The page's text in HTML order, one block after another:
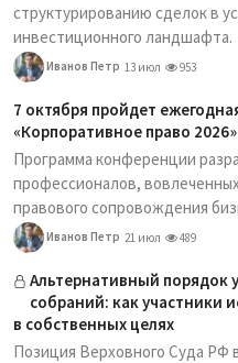
структурированию сделок в
инвестиционного ландшафта.
Иванов Петр 13 июл 953
7 октября пройдет
«Корпоративное право 2026»
Программа конференции
профессионалов,
правового сопровождения
Иванов Петр 21 июл 489
Альтернативный порядок
собраний: как участники
в собственных целях
Позиция Верховного Суда РФ